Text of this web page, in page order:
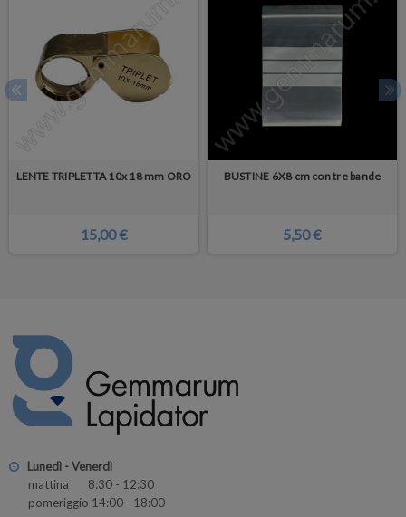
LENTE TRIPLETTA 10x 18 mm ORO
15,00 €
BUSTINE 6X8 cm con tre bande
5,50 €
Lunedì - Venerdì
mattina 8:30 - 12:30
pomeriggio 14:00 - 18:00